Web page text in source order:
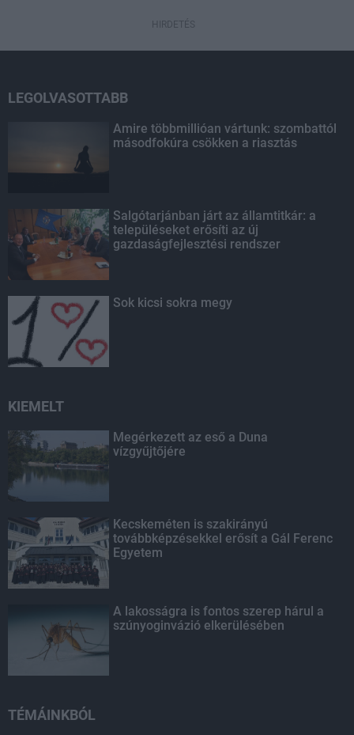
HIRDETÉS
LEGOLVASOTTABB
Amire többmillióan vártunk: szombattól
másodfokúra csökken a riasztás
Salgótarjánban járt az államtitkár: a
településeket erősíti az új
gazdaságfejlesztési rendszer
Sok kicsi sokra megy
KIEMELT
Megérkezett az eső a Duna
vízgyűjtőjére
Kecskeméten is szakirányú
továbbképzésekkel erősít a Gál Ferenc
Egyetem
A lakosságra is fontos szerep hárul a
szúnyoginvázió elkerülésében
TÉMÁINKBÓL